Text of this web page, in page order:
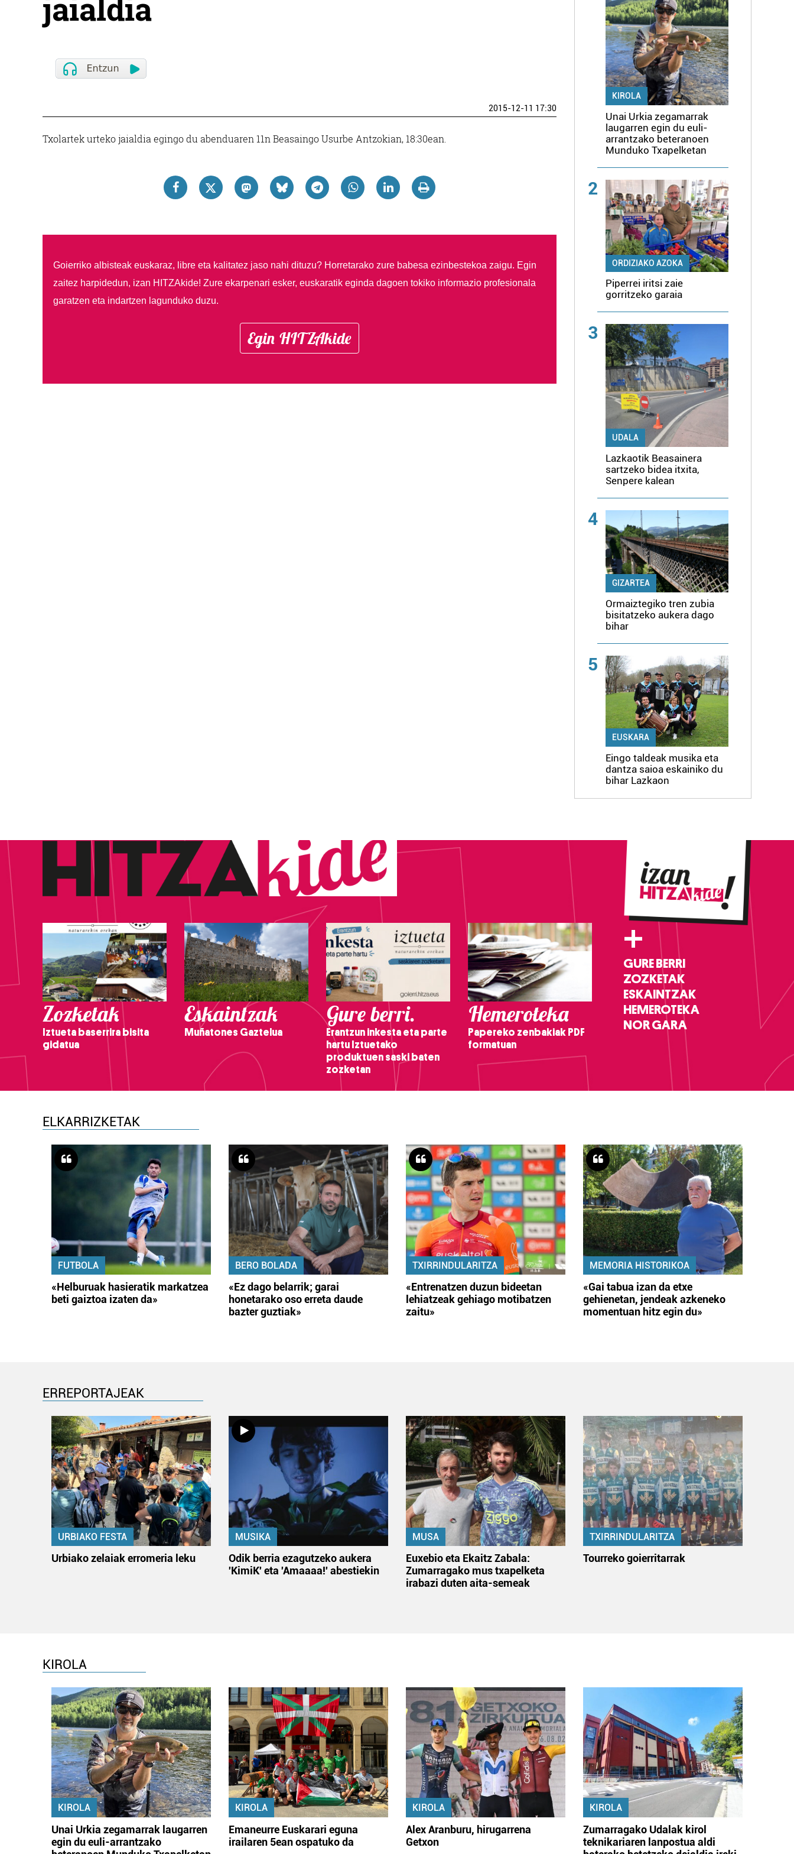
jaialdia
2015-12-11 17:30
Txolartek urteko jaialdia egingo du abenduaren 11n Beasaingo Usurbe Antzokian, 18:30ean.
Goierriko albisteak euskaraz, libre eta kalitatez jaso nahi dituzu? Horretarako zure babesa ezinbestekoa zaigu. Egin
zaitez harpidedun, izan HITZAkide! Zure ekarpenari esker, euskaratik eginda dagoen tokiko informazio profesionala
garatzen eta indartzen lagunduko duzu.
Egin HITZAkide
KIROLA
Unai Urkia zegamarrak
laugarren egin du euli-
arrantzako beteranoen
Munduko Txapelketan
2
ORDIZIAKO AZOKA
Piperrei iritsi zaie
gorritzeko garaia
3
UDALA
Lazkaotik Beasainera
sartzeko bidea itxita,
Senpere kalean
4
GIZARTEA
Ormaiztegiko tren zubia
bisitatzeko aukera dago
bihar
5
EUSKARA
Eingo taldeak musika eta
dantza saioa eskainiko du
bihar Lazkaon
Zozketak
Iztueta baserrira bisita
gidatua
Eskaintzak
Muñatones Gaztelua
Gure berri.
Erantzun inkesta eta parte
hartu Iztuetako
produktuen saski baten
zozketan
Hemeroteka
Papereko zenbakiak PDF
formatuan
+
GURE BERRI
ZOZKETAK
ESKAINTZAK
HEMEROTEKA
NOR GARA
ELKARRIZKETAK
FUTBOLA
«Helburuak hasieratik markatzea
beti gaiztoa izaten da»
BERO BOLADA
«Ez dago belarrik; garai
honetarako oso erreta daude
bazter guztiak»
TXIRRINDULARITZA
«Entrenatzen duzun bideetan
lehiatzeak gehiago motibatzen
zaitu»
MEMORIA HISTORIKOA
«Gai tabua izan da etxe
gehienetan, jendeak azkeneko
momentuan hitz egin du»
ERREPORTAJEAK
URBIAKO FESTA
Urbiako zelaiak erromeria leku
MUSIKA
Odik berria ezagutzeko aukera
'KimiK' eta 'Amaaaa!' abestiekin
MUSA
Euxebio eta Ekaitz Zabala:
Zumarragako mus txapelketa
irabazi duten aita-semeak
TXIRRINDULARITZA
Tourreko goierritarrak
KIROLA
KIROLA
Unai Urkia zegamarrak laugarren
egin du euli-arrantzako
KIROLA
Emaneurre Euskarari eguna
irailaren 5ean ospatuko da
KIROLA
Alex Aranburu, hirugarrena
Getxon
KIROLA
Zumarragako Udalak kirol
teknikariaren lanpostua aldi